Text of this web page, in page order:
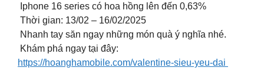
Iphone 16 series có hoa hồng lên đến 0,63%
Thời gian: 13/02 – 16/02/2025
Nhanh tay săn ngay những món quà ý nghĩa nhé.
Khám phá ngay tại đây:
https://hoanghamobile.com/valentine-sieu-yeu-dai